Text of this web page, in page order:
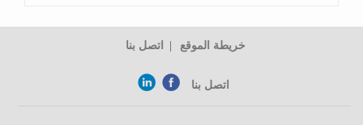
خريطة الموقع اتصل بنا
اتصل بنا